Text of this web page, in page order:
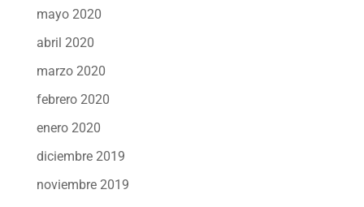
mayo 2020
abril 2020
marzo 2020
febrero 2020
enero 2020
diciembre 2019
noviembre 2019